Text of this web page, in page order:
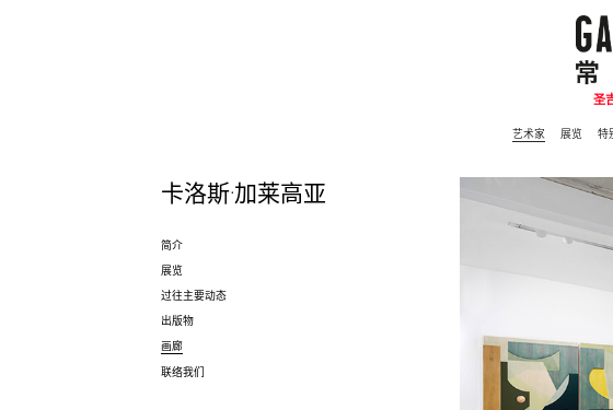
圣
艺术家
展览 特
卡洛斯·加莱高亚
简介
展览
过往主要动态
出版物
画廊
联络我们